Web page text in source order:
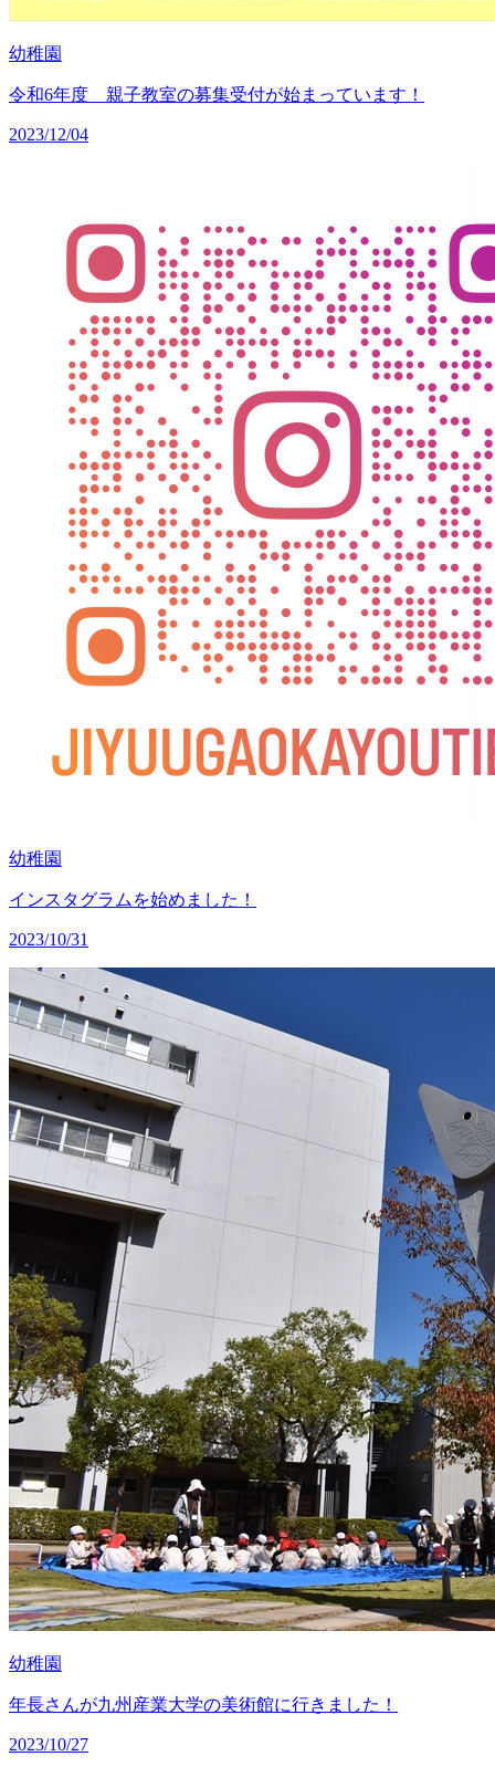
幼稚園
令和6年度 親子教室の募集受付が始まっています！
2023/12/04
幼稚園
インスタグラムを始めました！
2023/10/31
幼稚園
年長さんが九州産業大学の美術館に行きました！
2023/10/27